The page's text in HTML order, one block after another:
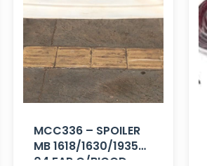
MCC336 – SPOILER
MB 1618/1630/1935
04 FAR C/BIGOD